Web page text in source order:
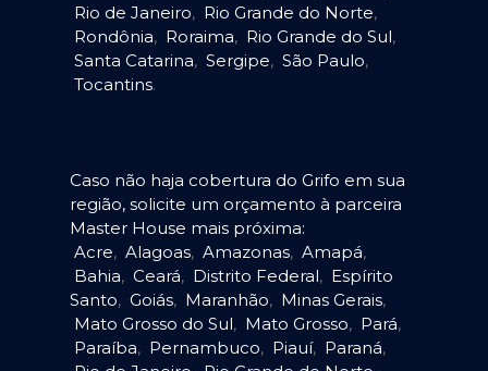
Rio de Janeiro, Rio Grande do Norte,
Rondônia, Roraima, Rio Grande do Sul,
Santa Catarina, Sergipe, São Paulo,
Tocantins.
Caso não haja cobertura do Grifo em sua
região, solicite um orçamento à parceira
Master House mais próxima:
Acre, Alagoas, Amazonas, Amapá,
Bahia, Ceará, Distrito Federal, Espírito
Santo, Goiás, Maranhão, Minas Gerais,
Mato Grosso do Sul, Mato Grosso, Pará,
Paraíba, Pernambuco, Piauí, Paraná,